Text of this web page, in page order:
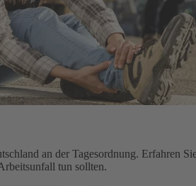
an der Tagesordnung. Erfahren
tun sollten.